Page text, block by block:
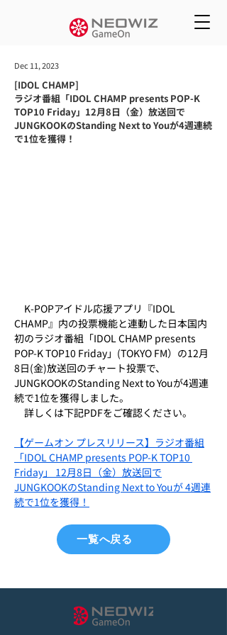
Dec 11, 2023
[IDOL CHAMP]
ラジオ番組「IDOL CHAMP presents POP-K
TOP10 Friday」12月8日（金）放送回で
JUNGKOOKのStanding Next to Youが4週連続
で1位を獲得！
K-POPアイドル応援アプリ『IDOL
CHAMP』内の投票機能と連動した日本国内
初のラジオ番組「IDOL CHAMP presents
POP-K TOP10 Friday」(TOKYO FM）の12月
8日(金)放送回のチャート投票で、
JUNGKOOKのStanding Next to Youが4週連
続で1位を獲得しました。
詳しくは下記PDFをご確認ください。
【ゲームオン プレスリリース】ラジオ番組
「IDOL CHAMP presents POP-K TOP10
Friday」 12月8日（金）放送回で
JUNGKOOKのStanding Next to Youが 4週連
続で1位を獲得！
一覧へ戻る